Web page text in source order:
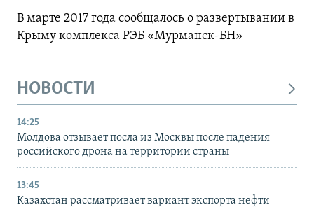
В марте 2017 года сообщалось о развертывании в
Крыму комплекса РЭБ «Мурманск-БН»
НОВОСТИ
14:25
Молдова отзывает посла из Москвы после падения
российского дрона на территории страны
13:45
Казахстан рассматривает вариант экспорта нефти